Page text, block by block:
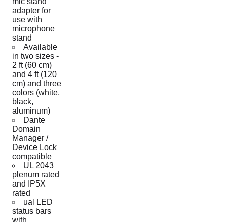
adapter for
use with
microphone
stand
Available
in two sizes -
2 ft (60 cm)
and 4 ft (120
cm) and three
colors (white,
black,
aluminum)
Dante
Domain
Manager /
Device Lock
compatible
UL 2043
plenum rated
and IP5X
rated
ual LED
status bars